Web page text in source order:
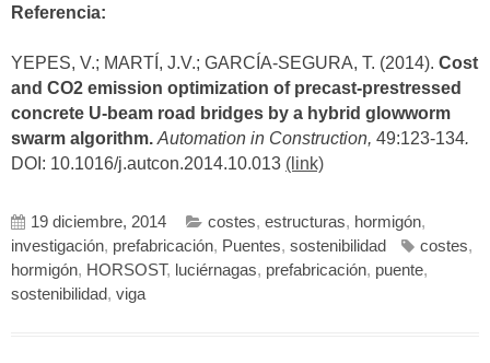
Referencia:
YEPES, V.; MARTÍ, J.V.; GARCÍA-SEGURA, T. (2014). Cost
and CO2 emission optimization of precast-prestressed
concrete U-beam road bridges by a hybrid glowworm
swarm algorithm. Automation in Construction, 49:123-134.
DOI: 10.1016/j.autcon.2014.10.013 (link)
19 diciembre, 2014 costes, estructuras, hormigón,
investigación, prefabricación, Puentes, sostenibilidad costes,
hormigón, HORSOST, luciérnagas, prefabricación, puente,
sostenibilidad, viga